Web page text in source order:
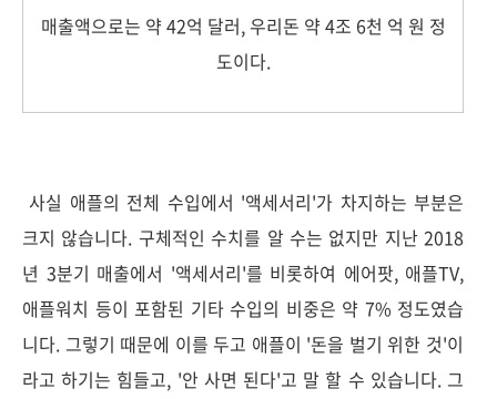
매출액으로는 약 42억 달러, 우리돈 약 4조 6천 억 원 정
도이다.
사실 애플의 전체 수입에서 '액세서리'가 차지하는 부분은
크지 않습니다. 구체적인 수치를 알 수는 없지만 지난 2018
년 3분기 매출에서 '액세서리'를 비롯하여 에어팟, 애플TV,
애플워치 등이 포함된 기타 수입의 비중은 약 7% 정도였습
니다. 그렇기 때문에 이를 두고 애플이 '돈을 벌기 위한 것'이
라고 하기는 힘들고, '안 사면 된다'고 말 할 수 있습니다. 그